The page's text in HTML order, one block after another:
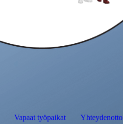
Vapaat työpaikat Yhteydenotto